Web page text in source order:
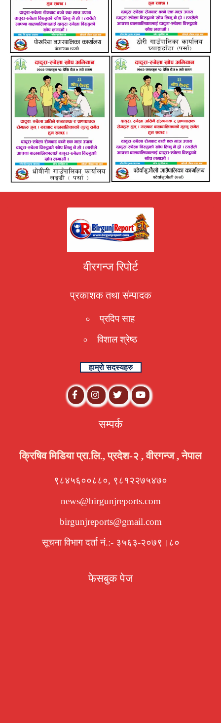
वीरगन्ज रिपोर्ट
प्रकाशक तथा संम्पादक
प्रदिप साह
विशाल श्रेष्ठ
हाम्रो सदस्यहरु
सम्पर्क
क्रिषिव मिडिया प्रा.लि., प्रदेश-२ , वीरगन्ज , नेपाल
९८४५६००८८०, ९८१२२७५४७०
news@birgunjreports.com
birgunjreports@gmail.com
सूचना विभाग दर्ता नं.:- ३५६३-२०७९।८०
फेसबुक पेज